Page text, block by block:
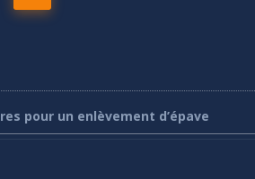
pour un enlèvement d’épave